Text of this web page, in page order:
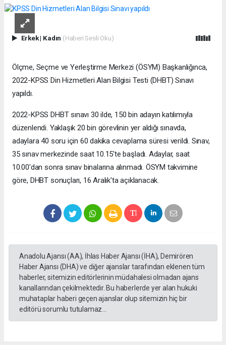
Erkek| Kadın (Haberi Sesli Oku)
Ölçme, Seçme ve Yerleştirme Merkezi (ÖSYM) Başkanlığınca,
2022-KPSS Din Hizmetleri Alan Bilgisi Testi (DHBT) Sınavı
yapıldı.
2022-KPSS DHBT sınavı 30 ilde, 150 bin adayın katılımıyla
düzenlendi. Yaklaşık 20 bin görevlinin yer aldığı sınavda,
adaylara 40 soru için 60 dakika cevaplama süresi verildi. Sınav,
35 sınav merkezinde saat 10.15'te başladı. Adaylar, saat
10.00'dan sonra sınav binalarına alınmadı. ÖSYM takvimine
göre, DHBT sonuçları, 16 Aralık'ta açıklanacak.
Anadolu Ajansı (AA), İhlas Haber Ajansı (İHA), Demirören
Haber Ajansı (DHA) ve diğer ajanslar tarafından eklenen tüm
haberler, sitemizin editörlerinin müdahalesi olmadan ajans
kanallarından çekilmektedir. Bu haberlerde yer alan hukuki
muhataplar haberi geçen ajanslar olup sitemizin hiç bir
editörü sorumlu tutulamaz...